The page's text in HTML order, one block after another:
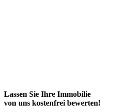
Lassen Sie Ihre Immobilie
von uns kostenfrei bewerten!